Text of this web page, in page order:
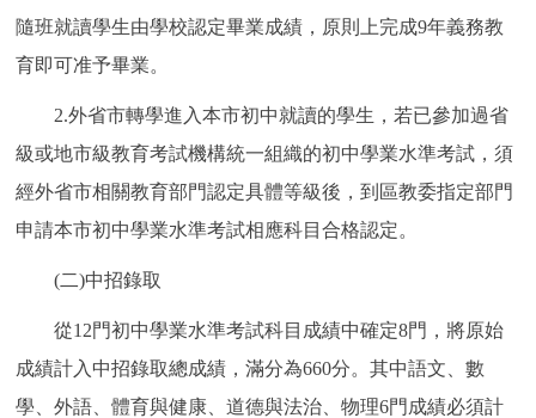
隨班就讀學生由學校認定畢業成績，原則上完成9年義務教
育即可准予畢業。
2.外省市轉學進入本市初中就讀的學生，若已參加過省
級或地市級教育考試機構統一組織的初中學業水準考試，須
經外省市相關教育部門認定具體等級後，到區教委指定部門
申請本市初中學業水準考試相應科目合格認定。
(二)中招錄取
從12門初中學業水準考試科目成績中確定8門，將原始
成績計入中招錄取總成績，滿分為660分。其中語文、數
學、外語、體育與健康、道德與法治、物理6門成績必須計